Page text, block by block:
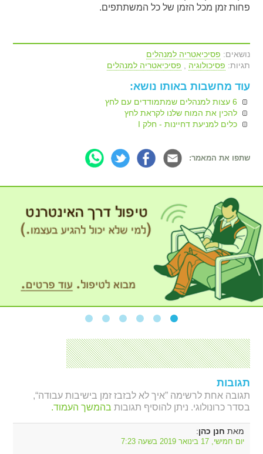
פחות זמן מכל הזמן של כל המשתתפים.
נושאים: פסיכיאטריה למנהלים
תגיות: פסיכולוגיה , פסיכיאטריה למנהלים
עוד מחשבות באותו נושא:
6 עצות למנהלים שמתמודדים עם לחץ
להכין את המוח שלנו לקראת לחץ
כלים למניעת דחיינות - חלק I
שתפו את המאמר:
תגובות
תגובה אחת לרשימה ”איך לא לבזבז זמן בישיבות עבודה“,
בסדר כרונולוגי. ניתן להוסיף תגובות בהמשך העמוד.
מאת חנן כהן:
יום חמישי, 17 בינואר 2019 בשעה 7:23